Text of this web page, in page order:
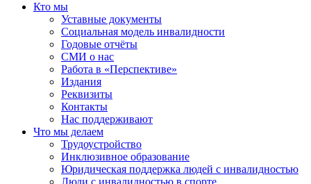
Кто мы
Уставные документы
Социальная модель инвалидности
Годовые отчёты
СМИ о нас
Работа в «Перспективе»
Издания
Реквизиты
Контакты
Нас поддерживают
Что мы делаем
Трудоустройство
Инклюзивное образование
Юридическая поддержка людей с инвалидностью
Люди с инвалидностью в спорте